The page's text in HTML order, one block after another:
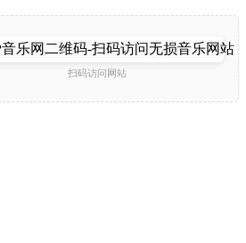
扫码访问网站